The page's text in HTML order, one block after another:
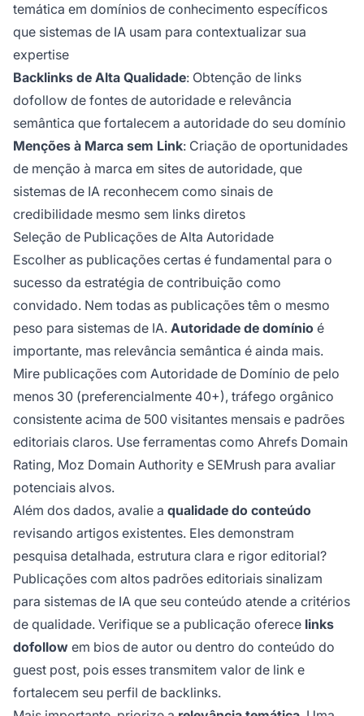
temática em domínios de conhecimento específicos
que sistemas de IA usam para contextualizar sua
expertise
Backlinks de Alta Qualidade: Obtenção de links
dofollow de fontes de autoridade e relevância
semântica que fortalecem a autoridade do seu domínio
Menções à Marca sem Link: Criação de oportunidades
de menção à marca em sites de autoridade, que
sistemas de IA reconhecem como sinais de
credibilidade mesmo sem links diretos
Seleção de Publicações de Alta Autoridade
Escolher as publicações certas é fundamental para o
sucesso da estratégia de contribuição como
convidado. Nem todas as publicações têm o mesmo
peso para sistemas de IA. Autoridade de domínio é
importante, mas relevância semântica é ainda mais.
Mire publicações com Autoridade de Domínio de pelo
menos 30 (preferencialmente 40+), tráfego orgânico
consistente acima de 500 visitantes mensais e padrões
editoriais claros. Use ferramentas como Ahrefs Domain
Rating, Moz Domain Authority e SEMrush para avaliar
potenciais alvos.
Além dos dados, avalie a qualidade do conteúdo
revisando artigos existentes. Eles demonstram
pesquisa detalhada, estrutura clara e rigor editorial?
Publicações com altos padrões editoriais sinalizam
para sistemas de IA que seu conteúdo atende a critérios
de qualidade. Verifique se a publicação oferece links
dofollow em bios de autor ou dentro do conteúdo do
guest post, pois esses transmitem valor de link e
fortalecem seu perfil de backlinks.